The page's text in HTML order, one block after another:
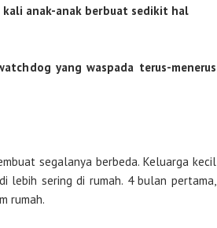
anak-anak berbuat sedikit hal
yang waspada terus-menerus
segalanya berbeda. Keluarga kecil
lebih sering di rumah. 4 bulan pertama,
rumah.